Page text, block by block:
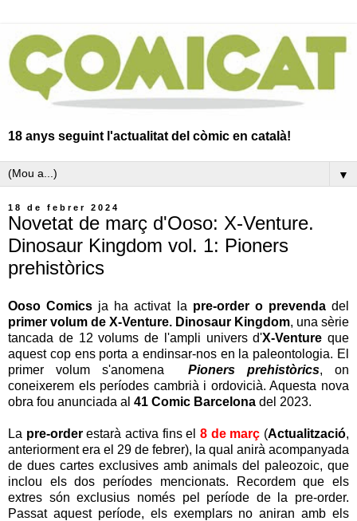
18 anys seguint l'actualitat del còmic en català!
▼
18 de febrer 2024
Novetat de març d'Ooso: X-Venture.
Dinosaur Kingdom vol. 1: Pioners
prehistòrics
Ooso Comics ja ha activat la pre-order o prevendadel
primer volum de X-Venture. Dinosaur Kingdom, una sèrie
tancada de 12 volums de l'ampli univers d'X-Venture que
aquest cop ens porta a endinsar-nos en la paleontologia. El
primer volum s'anomena
Pioners prehistòrics, on
coneixerem els períodes cambrià i ordovicià. Aquesta nova
obra fou anunciada al 41 Comic Barcelona del 2023.
La pre-orderestarà activa fins el8 de març (Actualització,
anteriorment era el 29 de febrer), la qual anirà acompanyada
de dues cartes exclusives amb animals del paleozoic, que
inclou els dos períodes mencionats. Recordem que els
extres són exclusius només pel període de la pre-order.
Passat aquest període, els exemplars no aniran amb els